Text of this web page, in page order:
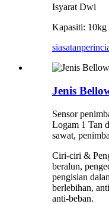
Isyarat Dwi
Kapasiti:
siasatan
Jenis
Sensor
Logam 1 Tan
sawat,
Ciri-ciri &
beralun,
pengisian
berlebihan,
anti-beban.